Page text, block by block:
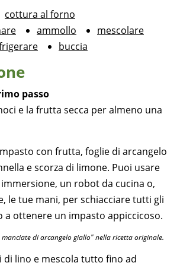
cottura al forno
ammollo
mescolare
buccia
passo
e la frutta secca per almeno una
con frutta, foglie di arcangelo
e scorza di limone. Puoi usare
un robot da cucina o,
le tue mani, per schiacciare tutti gli
a ottenere un impasto appiccicoso.
di arcangelo giallo" nella ricetta originale.
di lino e mescola tutto fino ad